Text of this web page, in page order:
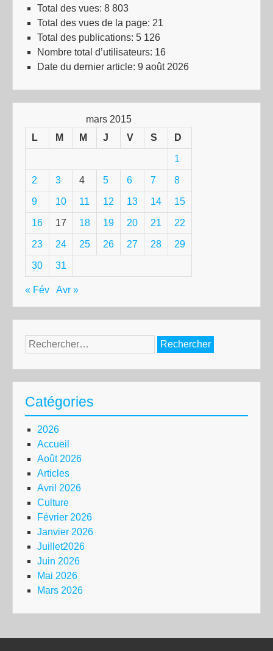
Total des vues: 8 803
Total des vues de la page: 21
Total des publications: 5 126
Nombre total d’utilisateurs: 16
Date du dernier article: 9 août 2026
mars 2015
L
M M J V S D
1
2 3 4 5 6 7 8
9 10 11 12 13 14 15
16 17 18 19 20 21 22
23 24 25 26 27 28 29
30 31
« Fév Avr »
Rechercher :
Catégories
2026
Accueil
Août 2026
Articles
Avril 2026
Culture
Février 2026
Janvier 2026
Juillet2026
Juin 2026
Mai 2026
Mars 2026